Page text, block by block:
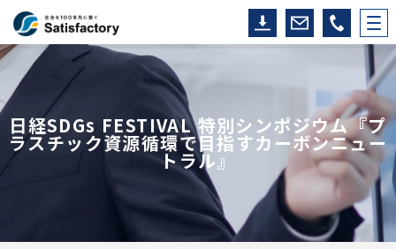
日経SDGs FESTIVAL 特別シンポジウム『プ
ラスチック資源循環で目指すカーボンニュー
トラル』